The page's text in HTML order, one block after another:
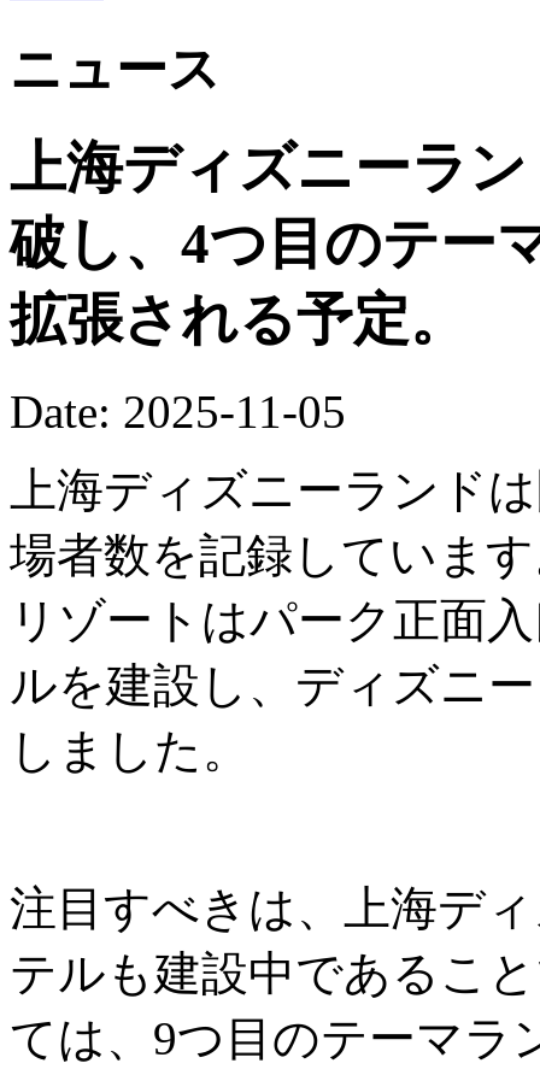
ニュース
上海ディズニーラ
破し、4つ目のテー
拡張される予定。
Date: 2025-11-05
上海ディズニーランド
場者数を記録していま
リゾートはパーク正面
ルを建設し、ディズニ
しました。
注目すべきは、上海デ
テルも建設中であるこ
ては、9つ目のテーマラ